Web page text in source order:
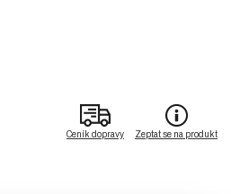
Ceník dopravy Zeptat se na produkt